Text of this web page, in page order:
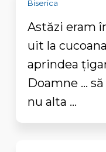
Biserica
Astăzi eram
uit la
aprindea
Doamne ...
nu alta ...